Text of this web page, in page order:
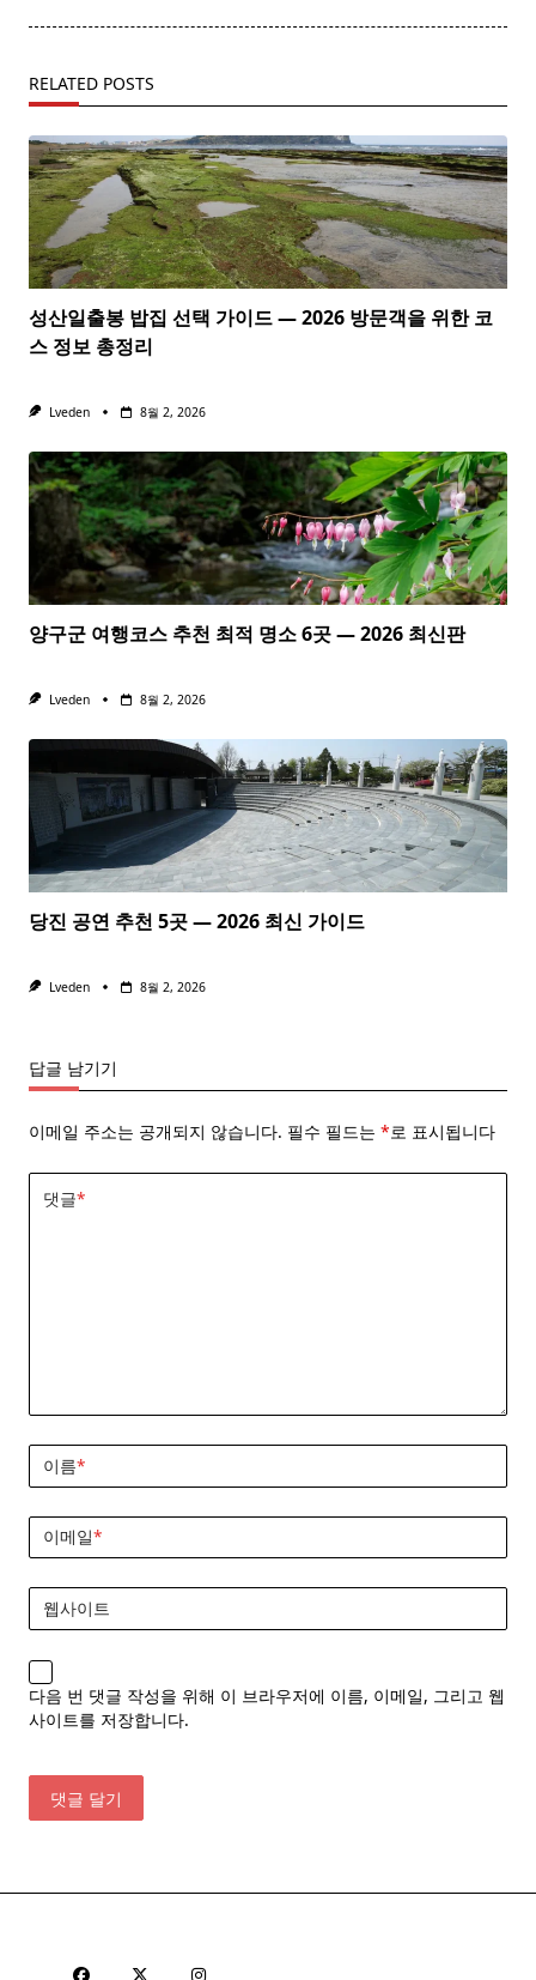
RELATED POSTS
성산일출봉 밥집 선택 가이드 — 2026 방문객을 위한 코
스 정보 총정리
Lveden 8월 2, 2026
양구군 여행코스 추천 최적 명소 6곳 — 2026 최신판
Lveden 8월 2, 2026
당진 공연 추천 5곳 — 2026 최신 가이드
Lveden 8월 2, 2026
답글 남기기
이메일 주소는 공개되지 않습니다. 필수 필드는 *로 표시됩니다
댓글*
이름*
이메일*
웹사이트
다음 번 댓글 작성을 위해 이 브라우저에 이름, 이메일, 그리고 웹
사이트를 저장합니다.